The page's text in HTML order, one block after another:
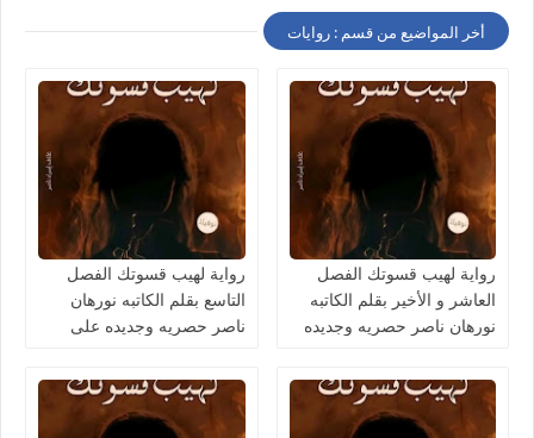
أخر المواضيع من قسم : روايات
رواية لهيب قسوتك الفصل
العاشر و الأخير بقلم الكاتبه
نورهان ناصر حصريه وجديده
رواية لهيب قسوتك الفصل
التاسع بقلم الكاتبه نورهان
ناصر حصريه وجديده على
والمعلومات